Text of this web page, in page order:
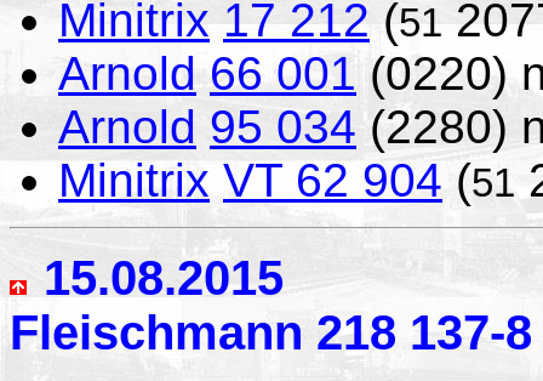
Minitrix 17 212 (51
Arnold 66 001 (0220)
Arnold 95 034 (2280)
Minitrix VT 62 904 (51
15.08.2015
Fleischmann 218 137-